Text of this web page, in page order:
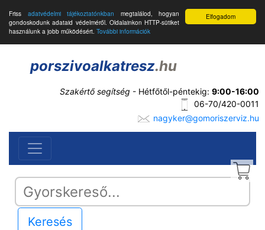
Elfogadom
Friss adatvédelmi tájékoztatónkban megtalálod, hogyan
gondoskodunk adataid védelméről. Oldalainkon HTTP-sütiket
használunk a jobb működésért. További információk
porszivoalkatresz.hu
Szakértő segítség - Hétfőtől-péntekig: 9:00-16:00
06-70/420-0011
nagyker@gomoriszerviz.hu
Keresés